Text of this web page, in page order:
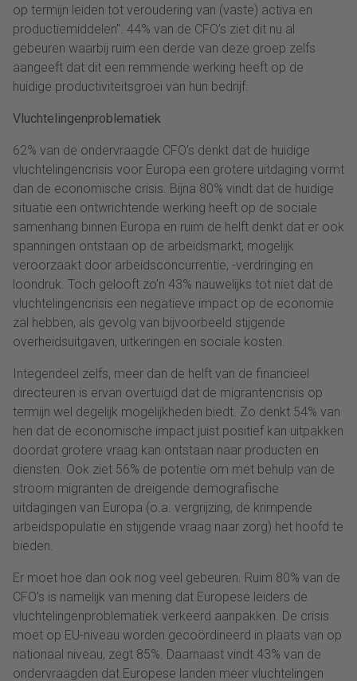
op termijn leiden tot veroudering van (vaste) activa en
productiemiddelen". 44% van de CFO’s ziet dit nu al
gebeuren waarbij ruim een derde van deze groep zelfs
aangeeft dat dit een remmende werking heeft op de
huidige productiviteitsgroei van hun bedrijf.
Vluchtelingenproblematiek
62% van de ondervraagde CFO’s denkt dat de huidige
vluchtelingencrisis voor Europa een grotere uitdaging vormt
dan de economische crisis. Bijna 80% vindt dat de huidige
situatie een ontwrichtende werking heeft op de sociale
samenhang binnen Europa en ruim de helft denkt dat er ook
spanningen ontstaan op de arbeidsmarkt, mogelijk
veroorzaakt door arbeidsconcurrentie, -verdringing en
loondruk. Toch gelooft zo’n 43% nauwelijks tot niet dat de
vluchtelingencrisis een negatieve impact op de economie
zal hebben, als gevolg van bijvoorbeeld stijgende
overheidsuitgaven, uitkeringen en sociale kosten.
Integendeel zelfs, meer dan de helft van de financieel
directeuren is ervan overtuigd dat de migrantencrisis op
termijn wel degelijk mogelijkheden biedt. Zo denkt 54% van
hen dat de economische impact juist positief kan uitpakken
doordat grotere vraag kan ontstaan naar producten en
diensten. Ook ziet 56% de potentie om met behulp van de
stroom migranten de dreigende demografische
uitdagingen van Europa (o.a. vergrijzing, de krimpende
arbeidspopulatie en stijgende vraag naar zorg) het hoofd te
bieden.
Er moet hoe dan ook nog veel gebeuren. Ruim 80% van de
CFO’s is namelijk van mening dat Europese leiders de
vluchtelingenproblematiek verkeerd aanpakken. De crisis
moet op EU-niveau worden gecoördineerd in plaats van op
nationaal niveau, zegt 85%. Daarnaast vindt 43% van de
ondervraagden dat Europese landen meer vluchtelingen